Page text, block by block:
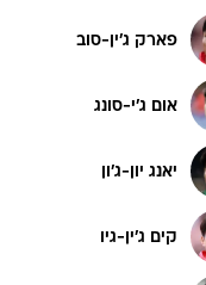
פארק ג'ין-סוב
אום ג'י-סונג
יאנג יון-ג'ון
קים ג'ין-גיו